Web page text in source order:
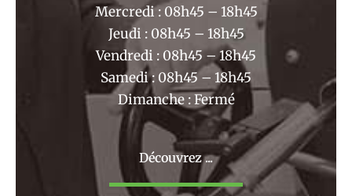
Mercredi : 08h45 – 18h45
Jeudi : 08h45 – 18h45
Vendredi : 08h45 – 18h45
Samedi : 08h45 – 18h45
Dimanche : Fermé
Découvrez ...